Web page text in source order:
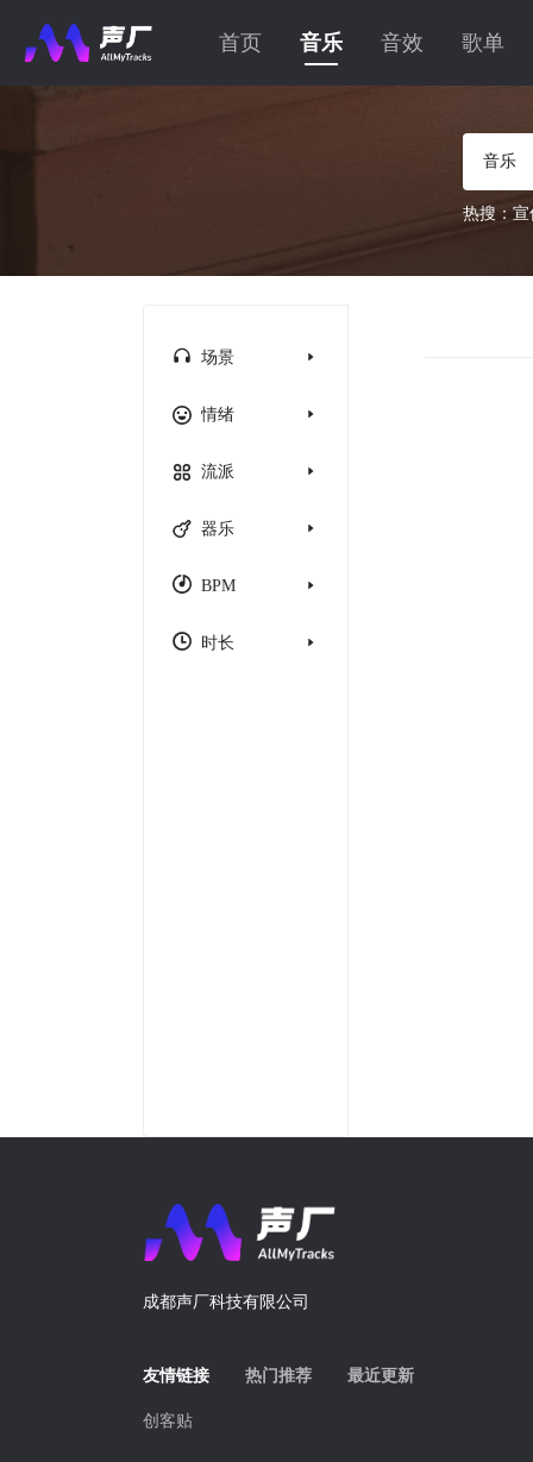
首页 音乐 音效 歌单
音乐
热搜： 宣
场景
情绪
流派
器乐
BPM
时长
成都声厂科技有限公司
友情链接 热门推荐 最近更新
创客贴